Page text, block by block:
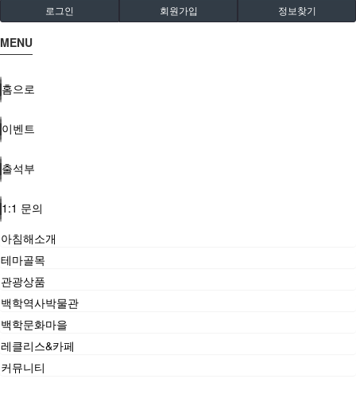
로그인 회원가입 정보찾기
MENU
홈으로
이벤트
출석부
1:1 문의
아침해소개
테마골목
관광상품
백학역사박물관
백학문화마을
레클리스&카페
커뮤니티